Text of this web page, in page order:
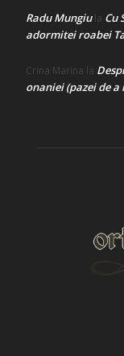
Radu Mungiula Cu
adormitei roabei
Crina Marina la
onaniei (pazei de a